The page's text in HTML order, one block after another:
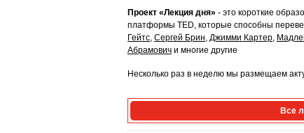
Проект «Лекция дня» - это короткие
платформы TED, которые способны
Гейтс, Сергей Брин, Джимми Картер,
Абрамович и многие другие
Несколько раз в неделю мы размещаем
Все